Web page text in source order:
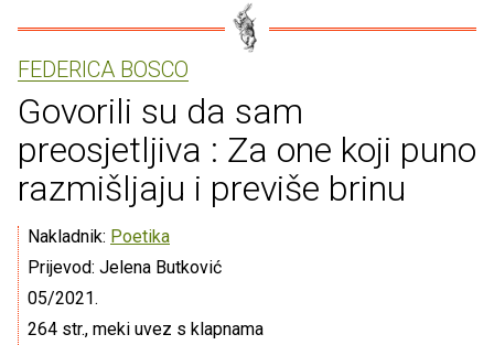
FEDERICA BOSCO
Govorili su da sam
preosjetljiva : Za one koji puno
razmišljaju i previše brinu
Nakladnik: Poetika
Prijevod: Jelena Butković
05/2021.
264 str., meki uvez s klapnama